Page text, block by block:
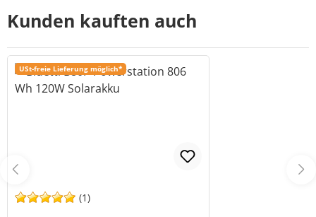
Kunden kauften auch
USt-freie Lieferung möglich*
(1)